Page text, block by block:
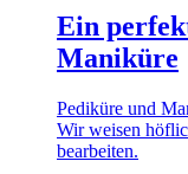
Ein
Maniküre
Pediküre und
Wir weisen
bearbeiten.